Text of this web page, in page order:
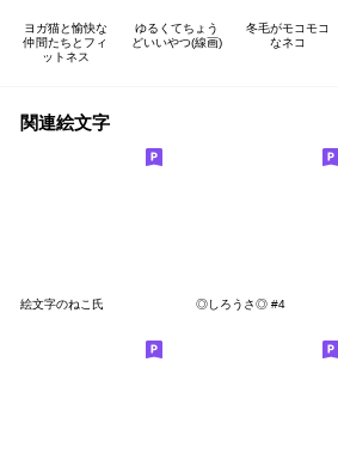
ヨガ猫と愉快な
仲間たちとフィ
ットネス
ゆるくてちょう
どいいやつ(線画)
冬毛がモコモコ
なネコ
関連絵文字
絵文字のねこ氏 ◎しろうさ◎ #4